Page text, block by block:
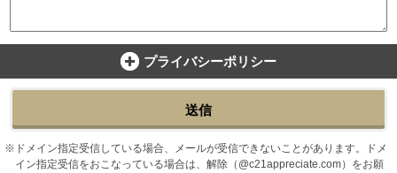
プライバシーポリシー
送信
ドメイン指定受信している場合、メールが受信できないことがあります。ドメ
イン指定受信をおこなっている場合は、解除（@c21appreciate.com）をお願